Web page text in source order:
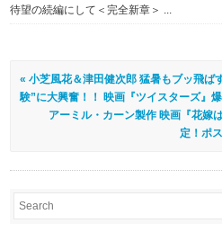
待望の続編にして＜完全新章＞ ...
« 小芝風花＆津田健次郎 猛暑もブッ飛ば
験”に大興奮！！ 映画『ツイスターズ』
アーミル・カーン製作 映画『花嫁
定！ポ